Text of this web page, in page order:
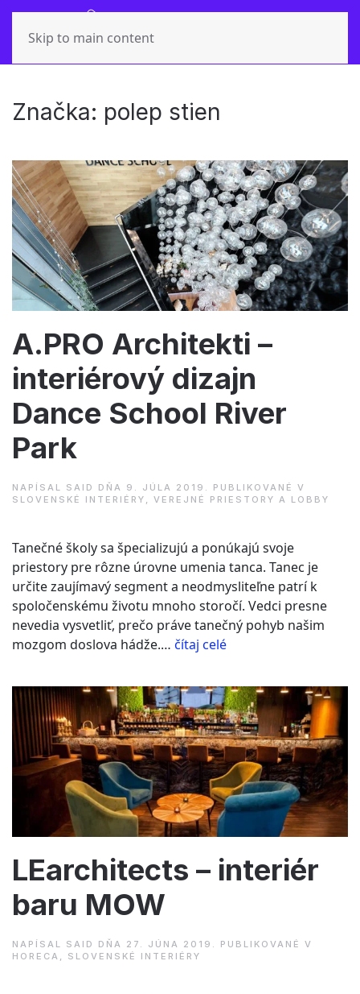
Skip to main content
Značka: polep stien
A.PRO Architekti –
interiérový dizajn
Dance School River
Park
NAPÍSAL SAID DŇA 9. JÚLA 2019 . PUBLIKOVANÉ V
SLOVENSKÉ INTERIÉRY , VEREJNÉ PRIESTORY A LOBBY
Tanečné školy sa špecializujú a ponúkajú svoje
priestory pre rôzne úrovne umenia tanca. Tanec je
určite zaujímavý segment a neodmysliteľne patrí k
spoločenskému životu mnoho storočí. Vedci presne
nevedia vysvetliť, prečo práve tanečný pohyb našim
mozgom doslova hádže.… čítaj celé“A.PRO
–
interiérový
dizajn
Dance
School
River
Park”
LEarchitects – interiér
baru MOW
NAPÍSAL SAID DŇA 27. JÚNA 2019
. PUBLIKOVANÉ V
HORECA
SLOVENSKÉ INTERIÉRY